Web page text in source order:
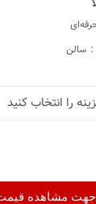
: سالن
جهت مشاهده قیمت